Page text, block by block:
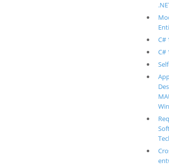
C#
C#